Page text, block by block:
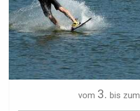
vom 3. bis zum